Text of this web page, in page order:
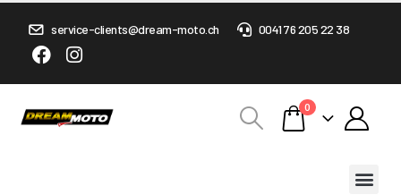
service-clients@dream-moto.ch 0041 76 205 22 38
0